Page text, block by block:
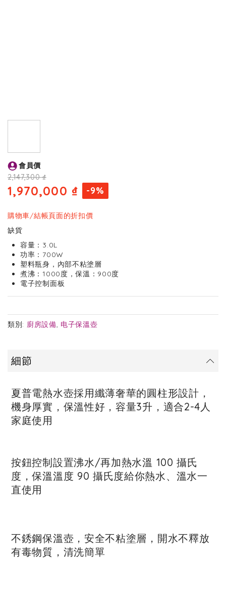
to
the
beginning
of
images
會員價
2,147,300 ₫
1,970,000 ₫ -9%
購物車/結帳頁面的折扣價
缺貨
容量：3.0L
功率：700W
塑料瓶身，內部不粘塗層
煮沸：1000度，保溫：900度
電子控制面板
類別: 廚房設備, 电子保溫壺
細節
夏普電熱水壺採用纖薄奢華的圓柱形設計，
機身厚實，保溫性好，容量3升，適合2-4人
家庭使用
按鈕控制設置沸水/再加熱水溫 100 攝氏
度，保溫溫度 90 攝氏度給你熱水、溫水一
直使用
不銹鋼保溫壺，安全不粘塗層，開水不釋放
有毒物質，清洗簡單